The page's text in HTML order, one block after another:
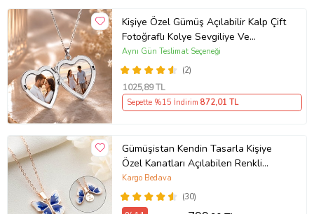
Kişiye Özel Gümüş Açılabilir Kalp Çift
Fotoğraflı Kolye Sevgiliye Ve
Annelere Özel Gümüş Kolye Kutulu
Kalpli Anı Kolyesi Gümüş
(2)
Aynı Gün Teslimat Seçeneği
1025,89 TL
Sepette %15 İndirim 872,01 TL
Gümüşistan Kendin Tasarla Kişiye
Özel Kanatları Açılabilen Renkli
Mineli Kadın Kelebek Kolye (Lacivert)
(30)
Kargo Bedava